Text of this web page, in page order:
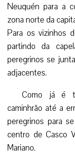
Neuquén para a
zona norte da
Para os vizinhos
partindo da
peregrinos se
adjacentes.
Como já é
caminhrão até a
peregrinos para
centro de Casco
Mariano.